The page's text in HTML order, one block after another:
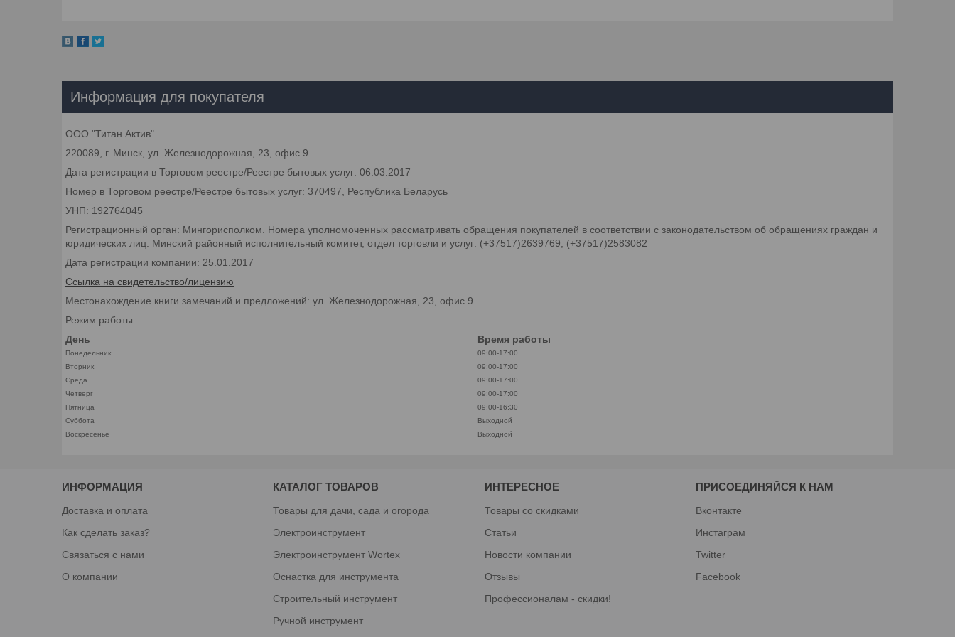
Информация для покупателя
ООО "Титан Актив"
220089, г. Минск, ул. Железнодорожная, 23, офис 9.
Дата регистрации в Торговом реестре/Реестре бытовых услуг: 06.03.2017
Номер в Торговом реестре/Реестре бытовых услуг: 370497, Республика Беларусь
УНП: 192764045
Регистрационный орган: Мингорисполком. Номера уполномоченных рассматривать обращения покупателей в соответствии с законодательством об обращениях граждан и
юридических лиц: Минский районный исполнительный комитет, отдел торговли и услуг: (+37517)2639769, (+37517)2583082
Дата регистрации компании: 25.01.2017
Ссылка на свидетельство/лицензию
Местонахождение книги замечаний и предложений: ул. Железнодорожная, 23, офис 9
Режим работы:
День
Время работы
Понедельник
09:00-17:00
Вторник
09:00-17:00
Среда
09:00-17:00
Четверг
09:00-17:00
Пятница
09:00-16:30
Суббота
Выходной
Воскресенье
Выходной
ИНФОРМАЦИЯ
Доставка и оплата
Как сделать заказ?
Связаться с нами
О компании
КАТАЛОГ ТОВАРОВ
Товары для дачи, сада и огорода
Электроинструмент
Электроинструмент Wortex
Оснастка для инструмента
Строительный инструмент
Ручной инструмент
ИНТЕРЕСНОЕ
Товары со скидками
Статьи
Новости компании
Отзывы
Профессионалам - скидки!
ПРИСОЕДИНЯЙСЯ К НАМ
Вконтакте
Инстаграм
Twitter
Facebook